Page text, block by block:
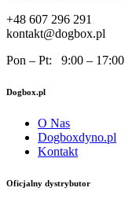
+48 607 296 291
kontakt@dogbox.pl
Pon – Pt: 9:00 – 17:00
Dogbox.pl
O Nas
Dogboxdyno.pl
Kontakt
Oficjalny dystrybutor